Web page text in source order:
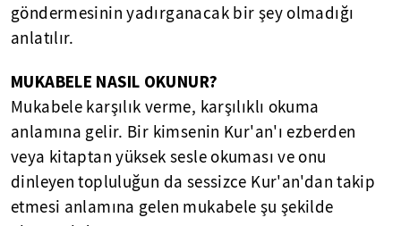
göndermesinin yadırganacak bir şey olmadığı
anlatılır.
MUKABELE NASIL OKUNUR?
Mukabele karşılık verme, karşılıklı okuma
anlamına gelir. Bir kimsenin Kur'an'ı ezberden
veya kitaptan yüksek sesle okuması ve onu
dinleyen topluluğun da sessizce Kur'an'dan takip
etmesi anlamına gelen mukabele şu şekilde